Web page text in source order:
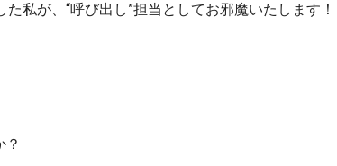
私が、“呼び出し”担当としてお邪魔いたします！